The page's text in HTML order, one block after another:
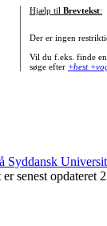
Hjælp til Brevtekst:
Der er ingen
Vil du f.eks. finde
søge efter +hest
senest opdateret